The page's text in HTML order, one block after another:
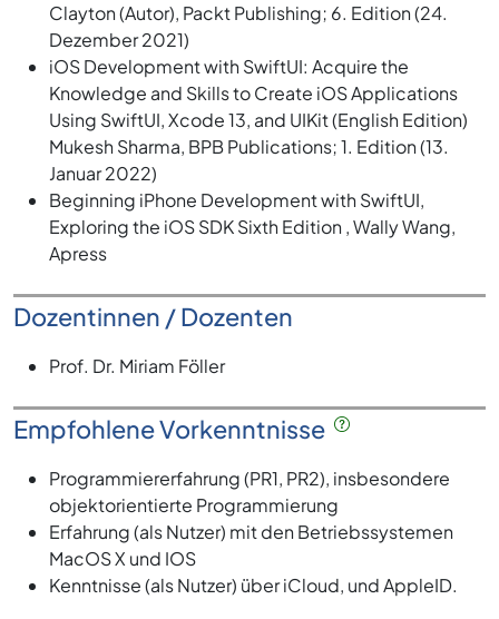
Clayton (Autor), Packt Publishing; 6. Edition (24.
Dezember 2021)
iOS Development with SwiftUI: Acquire the
Knowledge and Skills to Create iOS Applications
Using SwiftUI, Xcode 13, and UIKit (English Edition)
Mukesh Sharma, BPB Publications; 1. Edition (13.
Januar 2022)
Beginning iPhone Development with SwiftUI,
Exploring the iOS SDK Sixth Edition , Wally Wang,
Apress
Dozentinnen / Dozenten
Prof. Dr. Miriam Föller
Empfohlene Vorkenntnisse
Programmiererfahrung (PR1, PR2), insbesondere
objektorientierte Programmierung
Erfahrung (als Nutzer) mit den Betriebssystemen
MacOS X und IOS
Kenntnisse (als Nutzer) über iCloud, und AppleID.